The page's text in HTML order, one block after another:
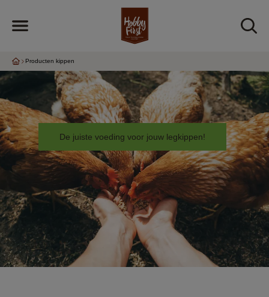
Producten kippen
De juiste voeding voor jouw legkippen!